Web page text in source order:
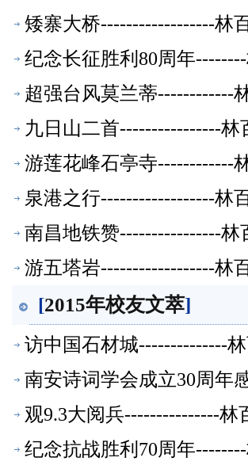
矮寨大桥------------------林
纪念长征胜利80周年
超强台风莫兰蒂------------
九日山二首----------------
游莲花峰石亭寺------------
泉港之行------------------林
南昌地铁赞----------------林
游五塔岩------------------林
[2015年校友文萃]
访中国石材城--------------
南安诗词学会成立30周年
观9.3大阅兵---------------林
纪念抗战胜利70周年